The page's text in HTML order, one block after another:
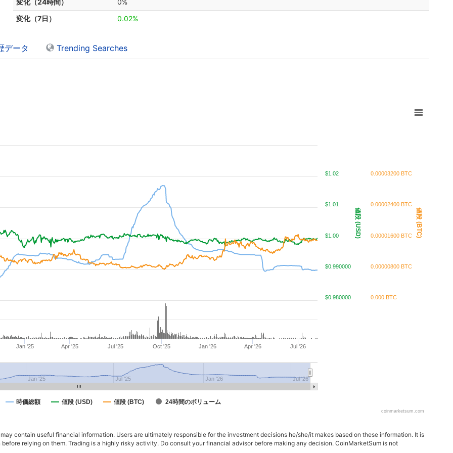
変化（24時間）
0%
変化（7日）
0.02%
データ Trending Searches
値段 (USD) 値段 (BTC)
時価総額 値段 (USD) 値段 (BTC) 24時間のボリューム
Jan '25 Jul '25 Jan '26 Jul '26
Apr '25 Oct '25 Apr '26
Jan '25 Jan '26
Jul '25 Jul '26
$0.980000
$0.990000
$1.00
$1.01
$1.02
0.000 BTC
0.00000800 BTC
0.00001600 BTC
0.00002400 BTC
0.00003200 BTC
coinmarketsum.com
contain useful financial information. Users are ultimately responsible for the investment decisions he/she/it makes based on these information. It is
relying on them. Trading is a highly risky activity. Do consult your financial advisor before making any decision. CoinMarketSum is not